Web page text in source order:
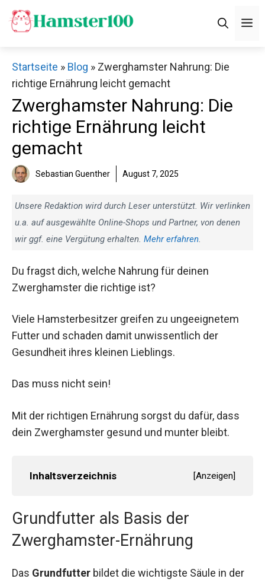
Zum
Inhalt
Startseite » Blog » Zwerghamster Nahrung: Die
richtige Ernährung leicht gemacht
Zwerghamster Nahrung: Die
richtige Ernährung leicht
gemacht
Sebastian Guenther August 7, 2025
Unsere Redaktion wird durch Leser unterstützt. Wir verlinken
u.a. auf ausgewählte Online-Shops und Partner, von denen
wir ggf. eine Vergütung erhalten. Mehr erfahren.
Du fragst dich, welche Nahrung für deinen
Zwerghamster die richtige ist?
Viele Hamsterbesitzer greifen zu ungeeignetem
Futter und schaden damit unwissentlich der
Gesundheit ihres kleinen Lieblings.
Das muss nicht sein!
Mit der richtigen Ernährung sorgst du dafür, dass
dein Zwerghamster gesund und munter bleibt.
Inhaltsverzeichnis [Anzeigen]
Grundfutter als Basis der
Zwerghamster-Ernährung
Das Grundfutter bildet die wichtigste Säule in der